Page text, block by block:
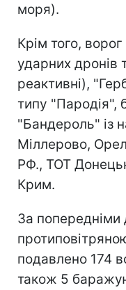
моря).
Крім того,
ударних дронів
реактивні),
типу "Пародія",
"Бандероль" із
Міллерово,
РФ., ТОТ
Крим.
За
подавлено 174
також 5